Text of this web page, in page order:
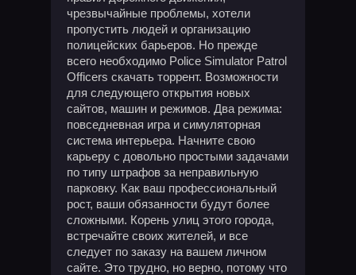
чрезвычайные проблемы, хотели
пропустить людей и организацию
полицейских барьеров. Но прежде
всего необходимо Police Simulator Patrol
Officers скачать торрент. Возможности
для следующего открытия новых
сайтов, машин и режимов. Два режима:
повседневная игра и симуляторная
система интерьера. Начните свою
карьеру с довольно простыми задачами
по типу штрафов за неправильную
парковку. Как ваш профессиональный
рост, ваши обязанности будут более
сложными. Корень улиц этого города,
встречайте своих жителей, и все
следует по заказу на вашем личном
сайте. Это трудно, но верно, потому что